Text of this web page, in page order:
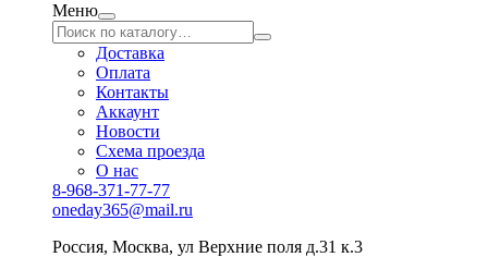
Меню
Доставка
Оплата
Контакты
Аккаунт
Новости
Схема проезда
О нас
8-968-371-77-77
oneday365@mail.ru
Россия, Москва, ул Верхние поля д.31 к.3